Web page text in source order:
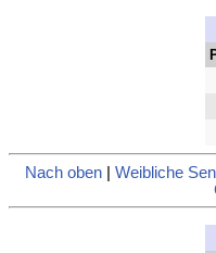
Nach oben| Weibliche